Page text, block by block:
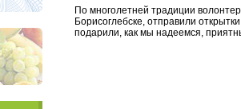
По многолетней традиции
Борисоглебске, отправили
подарили, как мы надеемся,